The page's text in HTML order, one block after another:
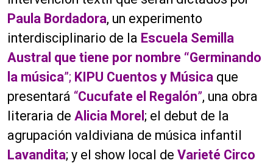
Paula Bordadora, un experimento
interdisciplinario de la Escuela Semilla
Austral que tiene por nombre “Germinando
la música”; KIPU Cuentos y Música que
presentará “Cucufate el Regalón”, una obra
literaria de Alicia Morel ; el debut de la
agrupación valdiviana de música infantil
Lavandita; y el show local de Varieté Circo